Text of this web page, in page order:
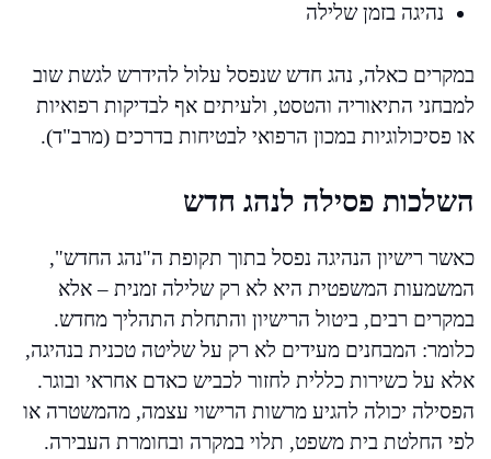
נהיגה בזמן שלילה
במקרים כאלה, נהג חדש שנפסל עלול להידרש לגשת שוב
למבחני התיאוריה והטסט, ולעיתים אף לבדיקות רפואיות
או פסיכולוגיות במכון הרפואי לבטיחות בדרכים (מרב"ד).
השלכות פסילה לנהג חדש
כאשר רישיון הנהיגה נפסל בתוך תקופת ה"נהג החדש",
המשמעות המשפטית היא לא רק שלילה זמנית – אלא
במקרים רבים, ביטול הרישיון והתחלת התהליך מחדש.
כלומר: המבחנים מעידים לא רק על שליטה טכנית בנהיגה,
אלא על כשירות כללית לחזור לכביש כאדם אחראי ובוגר.
הפסילה יכולה להגיע מרשות הרישוי עצמה, מהמשטרה או
לפי החלטת בית משפט, תלוי במקרה ובחומרת העבירה.